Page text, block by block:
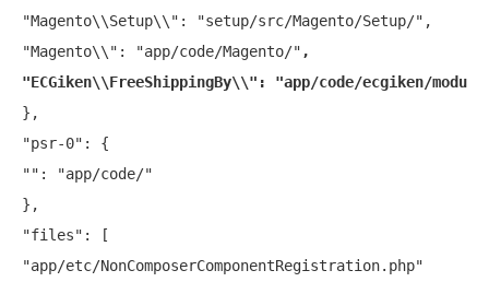
"Magento\\Setup\\": "setup/src/Magento/Setup/",
"Magento\\": "app/code/Magento/" ,
"ECGiken\\FreeShippingBy\\": "app/code/ecgiken/
},
"psr-0": {
"": "app/code/"
},
"files": [
"app/etc/NonComposerComponentRegistration.php"